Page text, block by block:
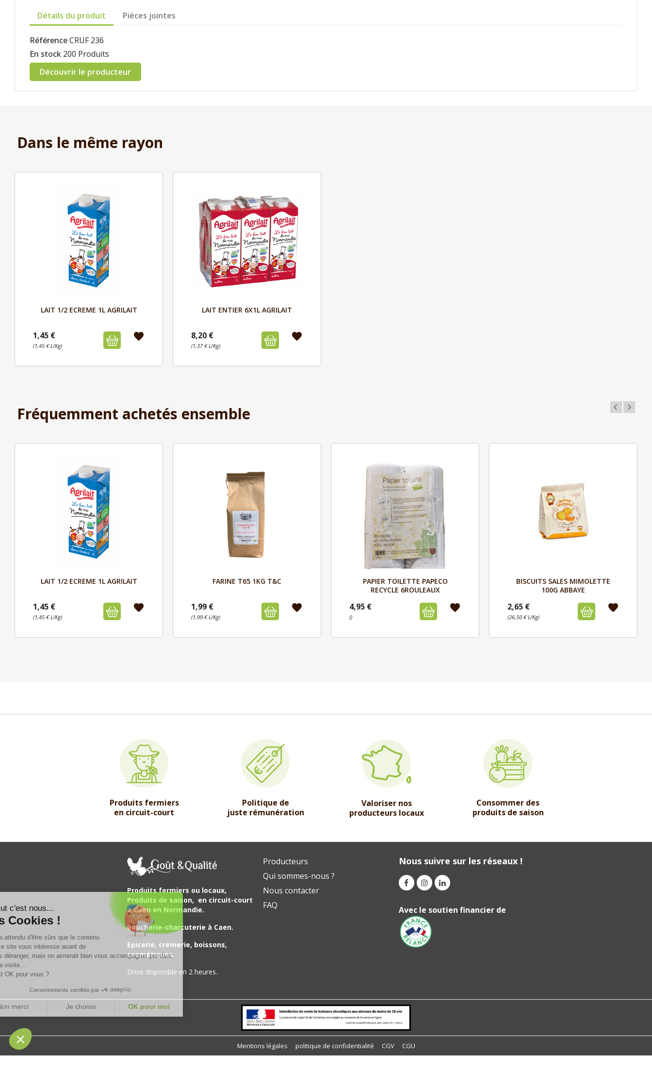
Détails du produit Pièces jointes
RéférenceCRUF 236
En stock 200 Produits
Découvrir le producteur
Dans le même rayon
Aperçu
LAIT 1/2 ECREME 1L AGRILAIT
1,45 €
(1,45 € L/Kg)
favorite
Aperçu
LAIT ENTIER 6X1L AGRILAIT
8,20 €
(1,37 € L/Kg)
favorite
Fréquemment achetés ensemble
Aperçu
LAIT 1/2 ECREME 1L AGRILAIT
1,45 €
(1,45 € L/Kg)
favorite
Aperçu
FARINE T65 1KG T&C
1,99 €
(1,99 € L/Kg)
favorite
Aperçu
PAPIER TOILETTE PAPECO
RECYCLE 6ROULEAUX
4,95 €
()
favorite
Aperçu
BISCUITS SALES MIMOLETTE
100G ABBAYE
2,65 €
(26,50 € L/Kg)
favorite
Produits fermiers
en circuit-court
Politique de
juste rémunération
Valoriser nos
producteurs locaux
Consommer des
produits de saison
Produits fermiers ou locaux,
Produits de saison, en circuit-court
à Caen en Normandie.
Boucherie-charcuterie à Caen.
Epicerie, crémerie, boissons,
cosmétiques.
Drive disponible en 2 heures.
Producteurs
Qui sommes-nous ?
Nous contacter
FAQ
Nous suivre sur les réseaux !
Avec le soutien financier de
Mentions légales politique de confidentialité CGV CGU
Salut c'est nous...
les Cookies !
On a attendu d'être sûrs que le contenu
de ce site vous intéresse avant de
vous déranger, mais on aimerait bien vous accompagner pendant
votre visite...
C'est OK pour vous ?
Consentements certifiés par
Non merci OK pour moi
Notre plateforme vous permet d'adapter et de gérer vos paramètres de confidentialité, en garantissant la conformité avec les réglementations. Personnalisez vos préférences pour contrôler la manière